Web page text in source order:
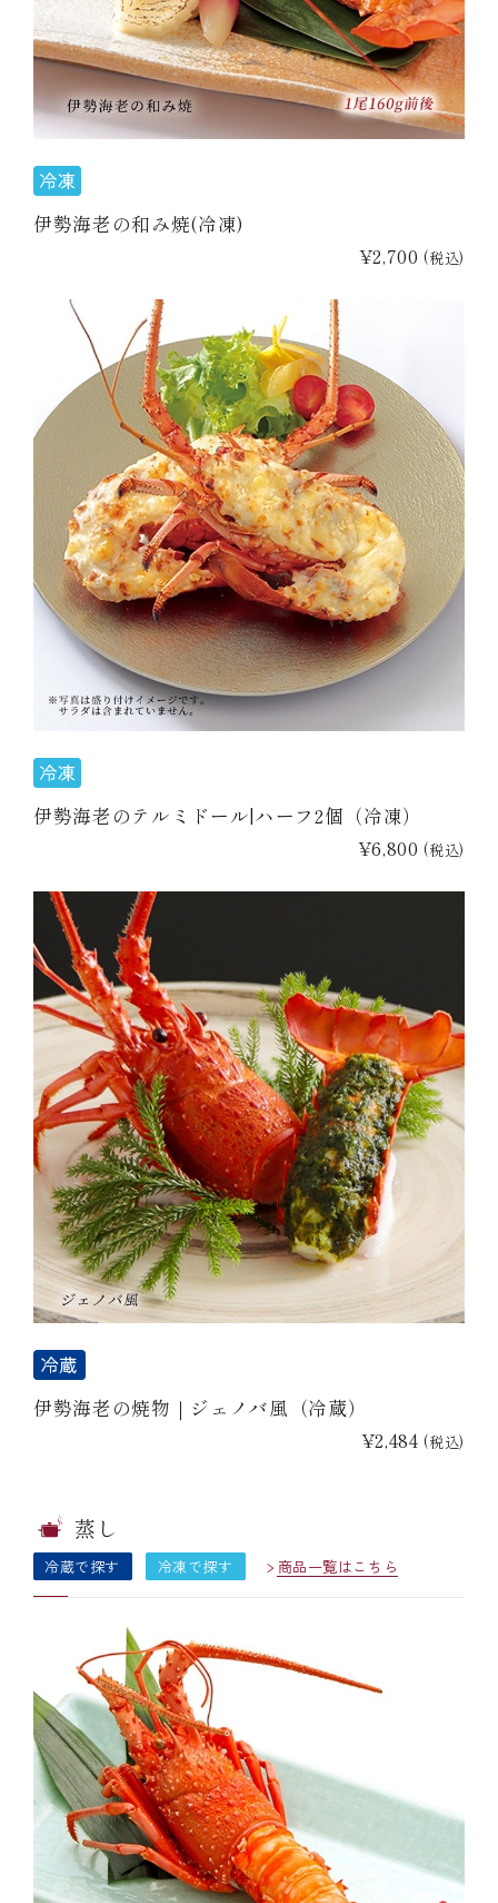
常温商品一覧
伊勢海老料理一覧
季節限定商品
伊勢海老の和み焼(冷凍)
¥2,700 (税込)
伊勢海老のテルミドール|ハーフ2個（冷凍）
¥6,800 (税込)
伊勢海老の焼物｜ジェノバ風（冷蔵）
¥2,484 (税込)
蒸し
冷蔵で探す 冷凍で探す 商品一覧はこちら